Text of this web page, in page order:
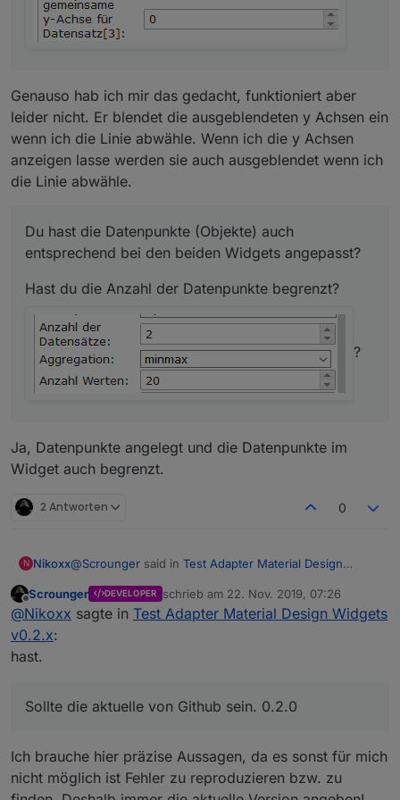
?
Genauso hab ich mir das gedacht, funktioniert aber
leider nicht. Er blendet die ausgeblendeten y Achsen ein
wenn ich die Linie abwähle. Wenn ich die y Achsen
anzeigen lasse werden sie auch ausgeblendet wenn ich
die Linie abwähle.
Du hast die Datenpunkte (Objekte) auch
entsprechend bei den beiden Widgets angepasst?
Hast du die Anzahl der Datenpunkte begrenzt?
?
Ja, Datenpunkte angelegt und die Datenpunkte im
Widget auch begrenzt.
2 Antworten 0
N Nikoxx@Scrounger said in Test Adapter Material Design
Welche Version ist bei dir installiert? Wenn ich mir
Datensatz[0] verwenden sollen, dann so:
ein wenn ich die Linie abwähle. Wenn ich die y Achsen
anzeigen lasse werden sie auch ausgeblendet wenn
ich die Linie abwähle.
Du hast die Datenpunkte (Objekte) auch
entsprechend bei den beiden Widgets angepasst?
Offline
Scrounger DEVELOPER schrieb am 22. Nov. 2019, 07:26
zuletzt editiert von
@Nikoxx sagte in Test Adapter Material Design Widgets
v0.2.x:
hast.
Sollte die aktuelle von Github sein. 0.2.0
Ich brauche hier präzise Aussagen, da es sonst für mich
nicht möglich ist Fehler zu reproduzieren bzw. zu